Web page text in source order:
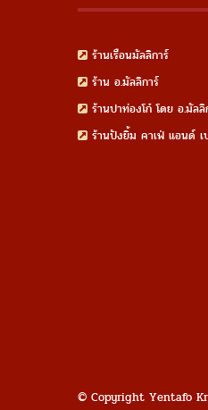
ร้านเรือนมัลลิการ์
ร้าน อ.มัลลิการ์
ร้านปาท่องโก๋ โดย อ.มัลลิ
ร้านปังยิ้ม คาเฟ่ แอนด์ เ
© Copyright Yentafo